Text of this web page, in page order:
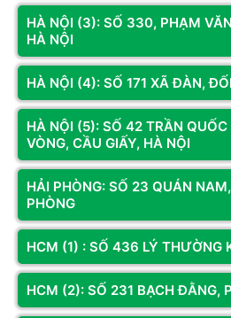
CƠ SỞ 1
Địa chỉ:Số LK2A-17 Phố Nguyễn
Văn Trỗi, Hà Đông, Hà Nội
Hotline:098.236.8008 -
0339.69.8008
Bản đồ chỉ dẫn
CƠ
Địa
KÊNH THÔNG TIN
Fanpage
HÀ NỘI (3): SỐ 330, PHẠM
HÀ NỘI
HÀ NỘI (4): SỐ 171 XÃ ĐÀN,
HÀ NỘI (5): SỐ 42 TRẦN
VÒNG, CẦU GIẤY, HÀ NỘI
HẢI PHÒNG: SỐ 23 QUÁN
PHÒNG
HCM (1) : SỐ 436 LÝ THƯỜNG
HCM (2): SỐ 231 BẠCH ĐẰNG,